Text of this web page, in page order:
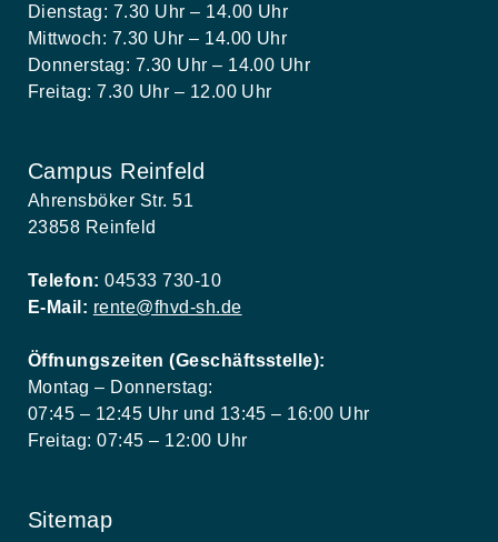
Dienstag: 7.30 Uhr – 14.00 Uhr
Mittwoch: 7.30 Uhr – 14.00 Uhr
Donnerstag: 7.30 Uhr – 14.00 Uhr
Freitag: 7.30 Uhr – 12.00 Uhr
Campus Reinfeld
Ahrensböker Str. 51
23858 Reinfeld
Telefon: 04533 730-10
E-Mail: rente@fhvd-sh.de
Öffnungszeiten (Geschäftsstelle):
Montag – Donnerstag:
07:45 – 12:45 Uhr und 13:45 – 16:00 Uhr
Freitag: 07:45 – 12:00 Uhr
Sitemap